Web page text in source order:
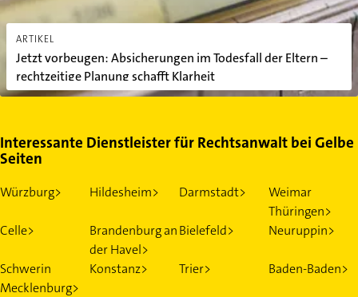
ARTIKEL
Jetzt vorbeugen: Absicherungen im Todesfall der Eltern –
rechtzeitige Planung schafft Klarheit
Interessante Dienstleister für Rechtsanwalt bei Gelbe
Seiten
Würzburg> Hildesheim> Darmstadt>
Weimar
Thüringen>
Celle>
Brandenburg an
der Havel>
Bielefeld> Neuruppin>
Schwerin
Mecklenburg>
Konstanz> Trier> Baden-Baden>